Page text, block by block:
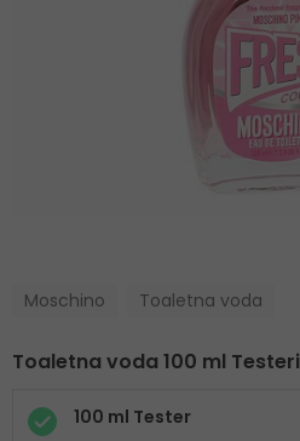
Moschino Toaletna voda
Toaletna voda 100 ml Testeri
100 ml Tester